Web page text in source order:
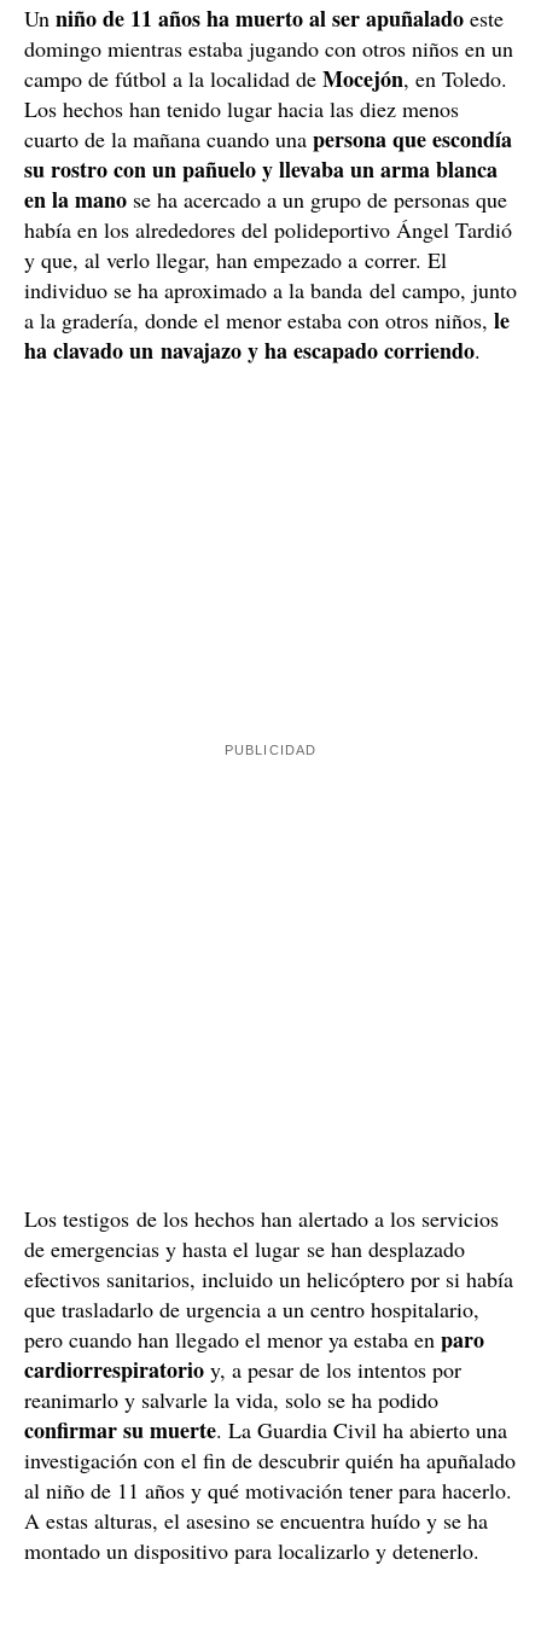
Un niño de 11 años ha muerto al ser apuñalado este
domingo mientras estaba jugando con otros niños en un
campo de fútbol a la localidad de Mocejón, en Toledo.
Los hechos han tenido lugar hacia las diez menos
cuarto de la mañana cuando una persona que escondía
su rostro con un pañuelo y llevaba un arma blanca
en la mano se ha acercado a un grupo de personas que
había en los alrededores del polideportivo Ángel Tardió
y que, al verlo llegar, han empezado a correr. El
individuo se ha aproximado a la banda del campo, junto
a la gradería, donde el menor estaba con otros niños, le
ha clavado un navajazo y ha escapado corriendo.
Los testigos de los hechos han alertado a los servicios
de emergencias y hasta el lugar se han desplazado
efectivos sanitarios, incluido un helicóptero por si había
que trasladarlo de urgencia a un centro hospitalario,
pero cuando han llegado el menor ya estaba en paro
cardiorrespiratorio y, a pesar de los intentos por
reanimarlo y salvarle la vida, solo se ha podido
confirmar su muerte. La Guardia Civil ha abierto una
investigación con el fin de descubrir quién ha apuñalado
al niño de 11 años y qué motivación tener para hacerlo.
A estas alturas, el asesino se encuentra huído y se ha
montado un dispositivo para localizarlo y detenerlo.